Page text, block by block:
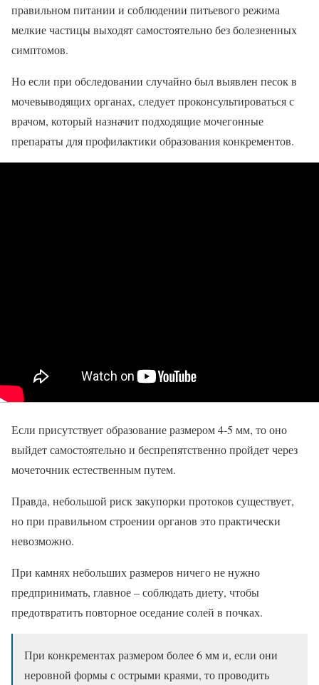
правильном питании и соблюдении питьевого режима
мелкие частицы выходят самостоятельно без болезненных
симптомов.
Но если при обследовании случайно был выявлен песок в
мочевыводящих органах, следует проконсультироваться с
врачом, который назначит подходящие мочегонные
препараты для профилактики образования конкрементов.
Если присутствует образование размером 4-5 мм, то оно
выйдет самостоятельно и беспрепятственно пройдет через
мочеточник естественным путем.
Правда, небольшой риск закупорки протоков существует,
но при правильном строении органов это практически
невозможно.
При камнях небольших размеров ничего не нужно
предпринимать, главное – соблюдать диету, чтобы
предотвратить повторное оседание солей в почках.
При конкрементах размером более 6 мм и, если они
неровной формы с острыми краями, то проводить